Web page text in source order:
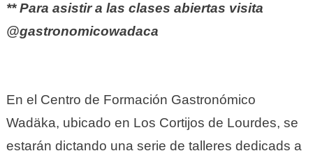
** Para asistir a las clases abiertas visita
@gastronomicowadaca
En el Centro de Formación Gastronómico
Wadäka, ubicado en Los Cortijos de Lourdes, se
estarán dictando una serie de talleres dedicads a